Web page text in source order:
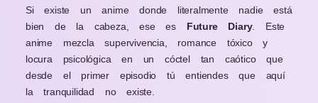
Si existe un anime donde literalmente nadie está
bien de la cabeza, ese es Future Diary. Este
anime mezcla supervivencia, romance tóxico y
locura psicológica en un cóctel tan caótico que
desde el primer episodio tú entiendes que aquí
la tranquilidad no existe.